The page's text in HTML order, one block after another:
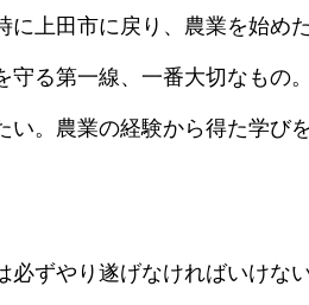
に上田市に戻り、農業を始め
守る第一線、一番大切なもの
い。農業の経験から得た学び
必ずやり遂げなければいけな